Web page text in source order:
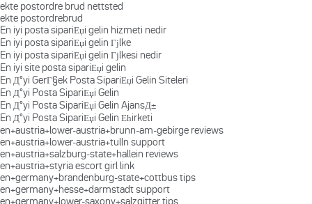
ekte postordre brud nettsted
ekte postordrebrud
En iyi posta sipariЕџi gelin hizmeti nedir
En iyi posta sipariЕџi gelin Гјlke
En iyi posta sipariЕџi gelin Гјlkesi nedir
En iyi site posta sipariЕџi gelin
En Д°yi GerГ§ek Posta SipariЕџi Gelin Siteleri
En Д°yi Posta SipariЕџi Gelin
En Д°yi Posta SipariЕџi Gelin AjansД±
En Д°yi Posta SipariЕџi Gelin Ећirketi
en+austria+lower-austria+brunn-am-gebirge reviews
en+austria+lower-austria+tulln support
en+austria+salzburg-state+hallein reviews
en+austria+styria escort girl link
en+germany+brandenburg-state+cottbus tips
en+germany+hesse+darmstadt support
en+germany+lower-saxony+salzgitter tips